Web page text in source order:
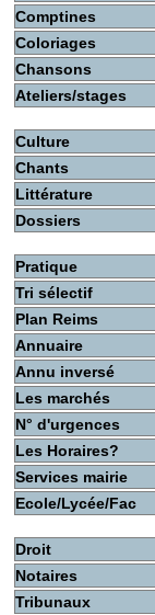
Comptines
Coloriages
Chansons
Ateliers/stages
Culture
Chants
Littérature
Dossiers
Pratique
Tri sélectif
Plan Reims
Annuaire
Annu inversé
Les marchés
N° d'urgences
Les Horaires?
Services mairie
Ecole/Lycée/Fac
Droit
Notaires
Tribunaux